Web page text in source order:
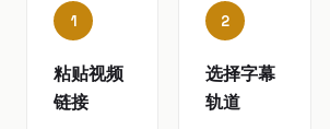
1
粘贴视频
链接
2
选择字幕
轨道